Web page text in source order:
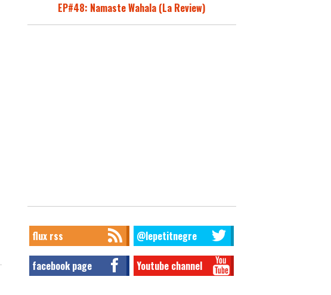
EP#48: Namaste Wahala (La Review)
flux rss @lepetitnegre
facebook page Youtube channel